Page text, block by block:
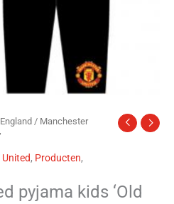
England / Manchester
, Producten,
pyjama kids ‘Old